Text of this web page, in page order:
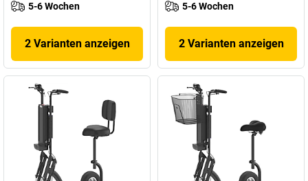
5-6 Wochen
2 Varianten anzeigen
5-6 Wochen
2 Varianten anzeigen